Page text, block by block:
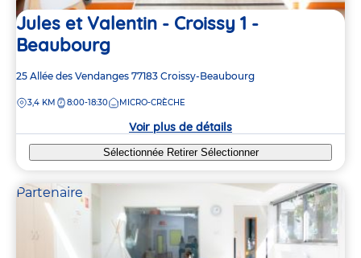
Jules et Valentin - Croissy 1 -
Beaubourg
Adresse
la
25 Allée des Vendanges 77183 Croissy-Beaubourg
DISTANCE
3,4 KM 8:00-18:30 MICRO-CRÈCHE
Voir plus de détails
Sélectionnée Retirer Sélectionner
Partenaire